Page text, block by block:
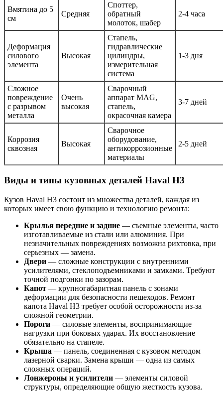
Вмятина до 5
см
Средняя
Споттер,
обратный
молоток, шабер
2-4 часа
Деформация
силового
элемента
Высокая
Стапель,
гидравлические
цилиндры,
измерительная
система
1-3 дня
Сложное
повреждение
с разрывом
металла
Очень
высокая
Сварочный
аппарат MAG,
стапель,
окрасочная камера
3-7 дней
Коррозия
сквозная
Высокая
Сварочное
оборудование,
антикоррозионные
материалы
2-5 дней
Виды и типы кузовных деталей Haval H3
Кузов Haval H3 состоит из множества деталей, каждая из
которых имеет свою функцию и технологию ремонта:
Крылья передние и задние — съемные элементы, часто
изготавливаемые из стали или алюминия. При
незначительных повреждениях возможна рихтовка, при
серьезных — замена.
Двери — сложные конструкции с внутренними
усилителями, стеклоподъемниками и замками. Требуют
точной подгонки по зазорам.
Капот — крупногабаритная панель с зонами
деформации для безопасности пешеходов. Ремонт
капота Haval H3 требует особой осторожности из-за
сложной геометрии.
Пороги — силовые элементы, воспринимающие
нагрузки при боковых ударах. Их восстановление
обязательно на стапеле.
Крыша — панель, соединенная с кузовом методом
лазерной сварки. Замена крыши — одна из самых
сложных операций.
Лонжероны и усилители — элементы силовой
структуры, определяющие общую жесткость кузова.